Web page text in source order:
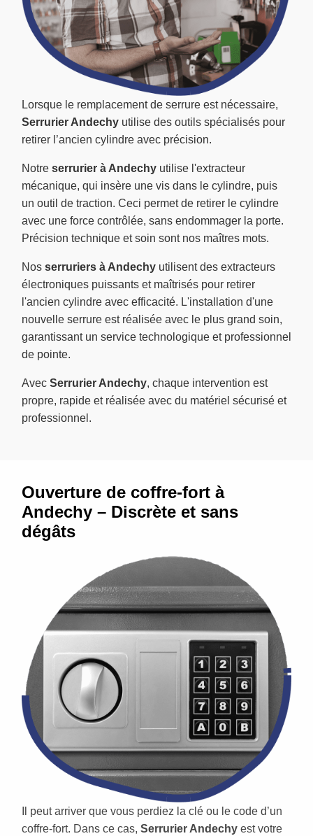
Lorsque le remplacement de serrure est nécessaire,
Serrurier Andechy utilise des outils spécialisés pour
retirer l’ancien cylindre avec précision.
Notre serrurier à Andechy utilise l'extracteur
mécanique, qui insère une vis dans le cylindre, puis
un outil de traction. Ceci permet de retirer le cylindre
avec une force contrôlée, sans endommager la porte.
Précision technique et soin sont nos maîtres mots.
Nos serruriers à Andechy utilisent des extracteurs
électroniques puissants et maîtrisés pour retirer
l'ancien cylindre avec efficacité. L'installation d'une
nouvelle serrure est réalisée avec le plus grand soin,
garantissant un service technologique et professionnel
de pointe.
Avec Serrurier Andechy, chaque intervention est
propre, rapide et réalisée avec du matériel sécurisé et
professionnel.
Ouverture de coffre-fort à
Andechy – Discrète et sans
dégâts
Il peut arriver que vous perdiez la clé ou le code d’un
coffre-fort. Dans ce cas, Serrurier Andechy est votre